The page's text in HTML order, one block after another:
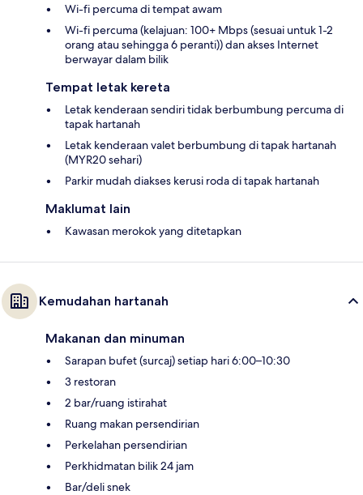
Wi-fi percuma di tempat awam
Wi-fi percuma (kelajuan: 100+ Mbps (sesuai untuk 1-2
orang atau sehingga 6 peranti)) dan akses Internet
berwayar dalam bilik
Tempat letak kereta
Letak kenderaan sendiri tidak berbumbung percuma di
tapak hartanah
Letak kenderaan valet berbumbung di tapak hartanah
(MYR20 sehari)
Parkir mudah diakses kerusi roda di tapak hartanah
Maklumat lain
Kawasan merokok yang ditetapkan
Kemudahan hartanah
Makanan dan minuman
Sarapan bufet (surcaj) setiap hari 6:00–10:30
3 restoran
2 bar/ruang istirahat
Ruang makan persendirian
Perkelahan persendirian
Perkhidmatan bilik 24 jam
Bar/deli snek